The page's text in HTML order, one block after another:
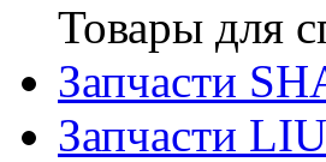
Товары для
Запчасти
Запчасти